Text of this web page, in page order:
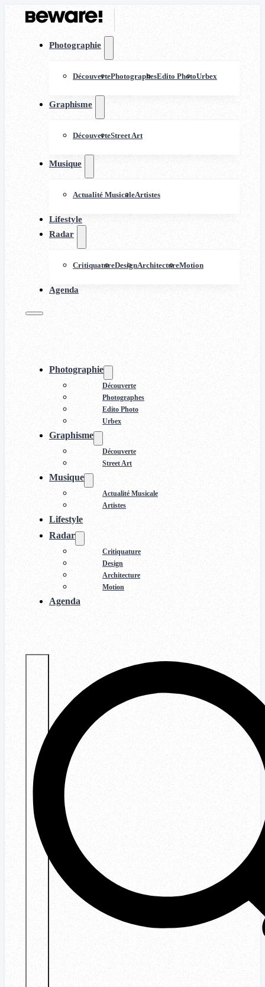
Photographie
DécouvertePhotographesEdito PhotoUrbex
Graphisme
DécouverteStreet Art
Musique
Actualité MusicaleArtistes
Lifestyle
Radar
CritiquatureDesignArchitectureMotion
Agenda
Photographie
Découverte
Photographes
Edito Photo
Urbex
Graphisme
Découverte
Street Art
Musique
Actualité Musicale
Artistes
Lifestyle
Radar
Critiquature
Design
Architecture
Motion
Agenda